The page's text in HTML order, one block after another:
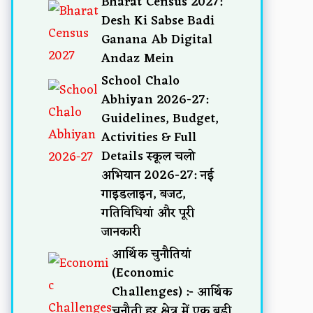
Desh Ki Sabse Badi
Ganana Ab Digital
Andaz Mein
School Chalo
Abhiyan 2026-27:
Guidelines, Budget,
Activities & Full
Details स्कूल चलो
अभियान 2026-27: नई
गाइडलाइन, बजट,
गतिविधियां और पूरी
जानकारी
आर्थिक चुनौतियां
(Economic
Challenges) :- आर्थिक